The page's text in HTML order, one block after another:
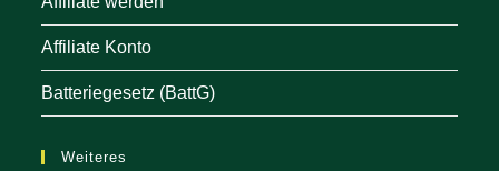
Affiliate Konto
Batteriegesetz (BattG)
Weiteres